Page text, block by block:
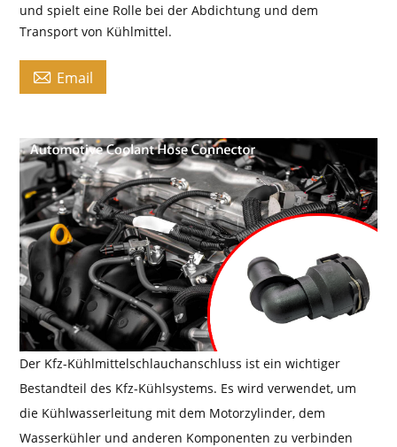
und spielt eine Rolle bei der Abdichtung und dem
Transport von Kühlmittel.
 Email
Der Kfz-Kühlmittelschlauchanschluss ist ein wichtiger
Bestandteil des Kfz-Kühlsystems. Es wird verwendet, um
die Kühlwasserleitung mit dem Motorzylinder, dem
Wasserkühler und anderen Komponenten zu verbinden